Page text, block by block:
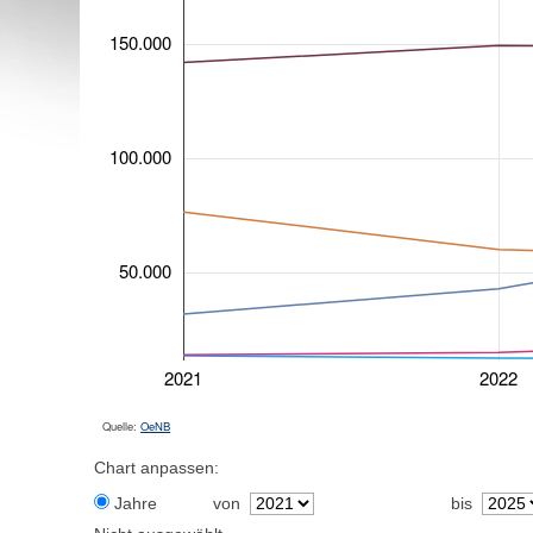
2021 2022
50.000
100.000
150.000
Quelle:OeNB
Chart anpassen:
Jahre
von
bis